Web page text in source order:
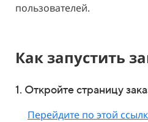
пользователей.
Как запустить
1. Откройте страницу
Перейдите по этой